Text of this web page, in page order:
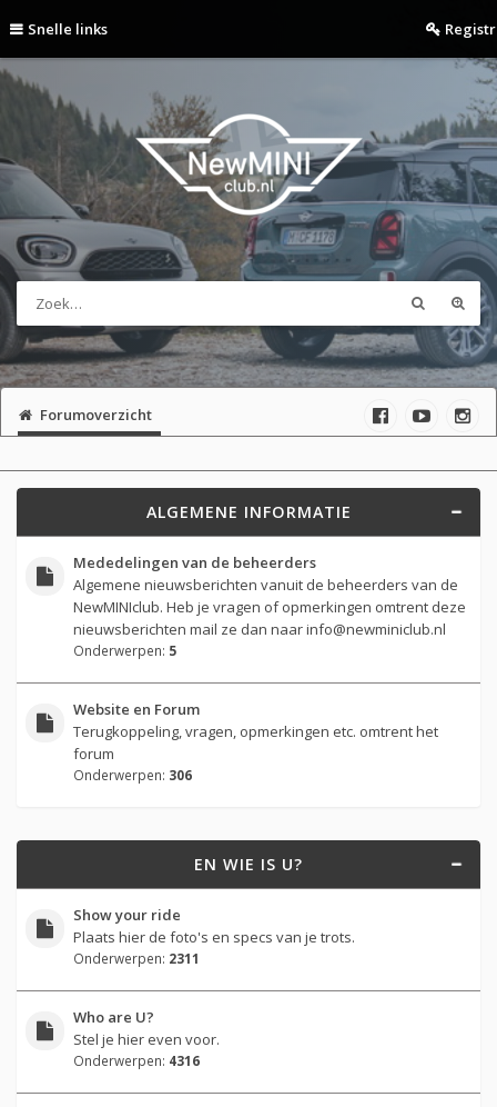
Snelle links
Forumoverzicht
ALGEMENE INFORMATIE
Mededelingen van de beheerders
Algemene nieuwsberichten vanuit de beheerders van de
NewMINIclub. Heb je vragen of opmerkingen omtrent deze
nieuwsberichten mail ze dan naarinfo@newminiclub.nl
Onderwerpen: 5
Website en Forum
Terugkoppeling, vragen, opmerkingen etc. omtrent het
forum
Onderwerpen: 306
EN WIE IS U?
Show your ride
Plaats hier de foto's en specs van je trots.
Onderwerpen: 2311
Who are U?
Stel je hier even voor.
Onderwerpen: 4316